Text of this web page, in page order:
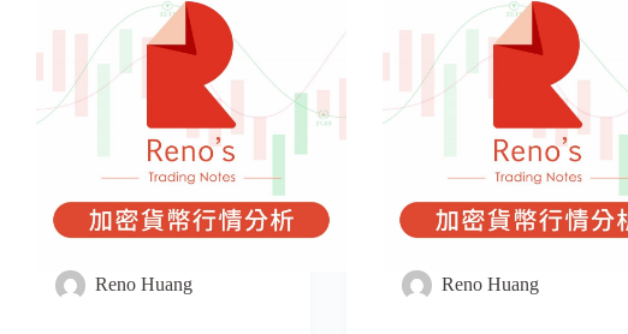
Reno Huang Reno Huang